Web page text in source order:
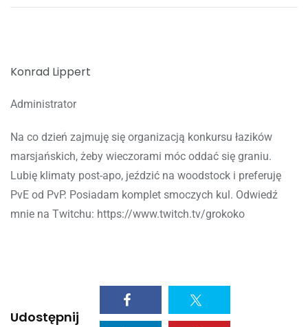
Konrad Lippert
Administrator
Na co dzień zajmuję się organizacją konkursu łazików
marsjańskich, żeby wieczorami móc oddać się graniu.
Lubię klimaty post-apo, jeździć na woodstock i preferuję
PvE od PvP. Posiadam komplet smoczych kul. Odwiedź
mnie na Twitchu: https://www.twitch.tv/grokoko
Udostępnij